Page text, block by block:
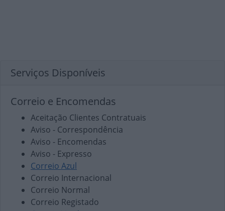
Serviços Disponíveis
Correio e Encomendas
Aceitação Clientes Contratuais
Aviso - Correspondência
Aviso - Encomendas
Aviso - Expresso
Correio Azul
Correio Internacional
Correio Normal
Correio Registado